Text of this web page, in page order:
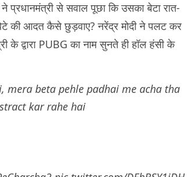
ने प्रधानमंत्री से सवाल पूछा कि उसका बेटा रात-
की आदत कैसे छुड़वाए? नरेंद्र मोदी ने पलट कर
के द्वारा PUBG का नाम सुनते ही हॉल हंसी के
mera beta pehle padhai me acha tha
kar rahe hai